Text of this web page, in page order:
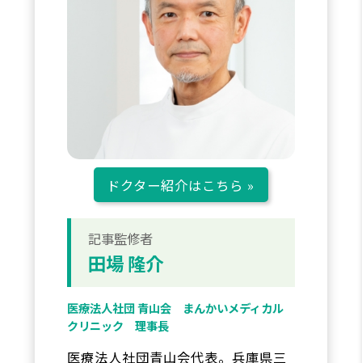
ドクター紹介はこちら »
記事監修者
田場 隆介
医療法人社団 青山会 まんかいメディカル
クリニック 理事長
医療法人社団青山会代表。兵庫県三